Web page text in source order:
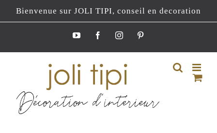
Passer
au
Bienvenue sur JOLI TIPI, conseil en decoration
YouTubeFacebookInstagramPinterest